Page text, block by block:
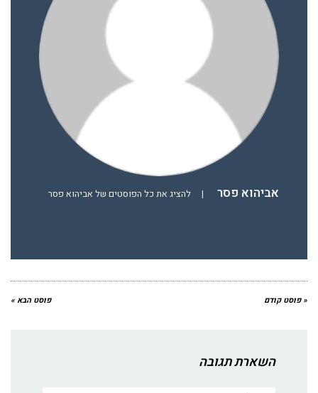
אביהוא פסר | להציג את כל הפוסטים של אביהוא פסר
« פוסט קודם פוסט הבא »
השארת תגובה